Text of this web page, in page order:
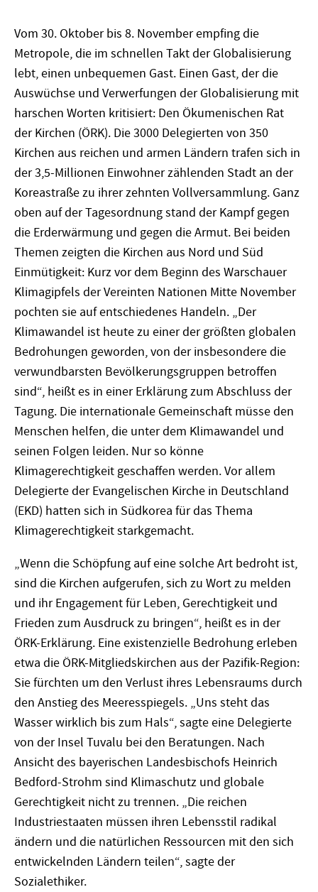
Vom 30. Oktober bis 8. November empfing die
Metropole, die im schnellen Takt der Globalisierung
lebt, einen unbequemen Gast. Einen Gast, der die
Auswüchse und Verwerfungen der Globalisierung mit
harschen Worten kritisiert: Den Ökumenischen Rat
der Kirchen (ÖRK). Die 3000 Delegierten von 350
Kirchen aus reichen und armen Ländern trafen sich in
der 3,5-Millionen Einwohner zählenden Stadt an der
Koreastraße zu ihrer zehnten Vollversammlung. Ganz
oben auf der Tagesordnung stand der Kampf gegen
die Erderwärmung und gegen die Armut. Bei beiden
Themen zeigten die Kirchen aus Nord und Süd
Einmütigkeit: Kurz vor dem Beginn des Warschauer
Klimagipfels der Vereinten Nationen Mitte November
pochten sie auf entschiedenes Handeln. „Der
Klimawandel ist heute zu einer der größten globalen
Bedrohungen geworden, von der insbesondere die
verwundbarsten Bevölkerungsgruppen betroffen
sind“, heißt es in einer Erklärung zum Abschluss der
Tagung. Die internationale Gemeinschaft müsse den
Menschen helfen, die unter dem Klimawandel und
seinen Folgen leiden. Nur so könne
Klimagerechtigkeit geschaffen werden. Vor allem
Delegierte der Evangelischen Kirche in Deutschland
(EKD) hatten sich in Südkorea für das Thema
Klimagerechtigkeit starkgemacht.
„Wenn die Schöpfung auf eine solche Art bedroht ist,
sind die Kirchen aufgerufen, sich zu Wort zu melden
und ihr Engagement für Leben, Gerechtigkeit und
Frieden zum Ausdruck zu bringen“, heißt es in der
ÖRK-Erklärung. Eine existenzielle Bedrohung erleben
etwa die ÖRK-Mitgliedskirchen aus der Pazifik-Region:
Sie fürchten um den Verlust ihres Lebensraums durch
den Anstieg des Meeresspiegels. „Uns steht das
Wasser wirklich bis zum Hals“, sagte eine Delegierte
von der Insel Tuvalu bei den Beratungen. Nach
Ansicht des bayerischen Landesbischofs Heinrich
Bedford-Strohm sind Klimaschutz und globale
Gerechtigkeit nicht zu trennen. „Die reichen
Industriestaaten müssen ihren Lebensstil radikal
ändern und die natürlichen Ressourcen mit den sich
entwickelnden Ländern teilen“, sagte der
Sozialethiker.